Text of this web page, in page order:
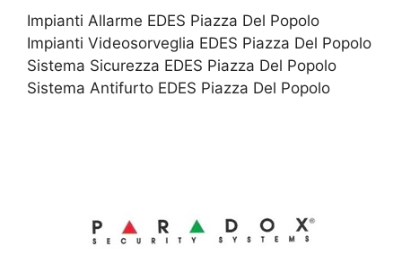
Impianti Allarme EDES Piazza Del Popolo
Impianti Videosorveglia EDES Piazza Del Popolo
Sistema Sicurezza EDES Piazza Del Popolo
Sistema Antifurto EDES Piazza Del Popolo